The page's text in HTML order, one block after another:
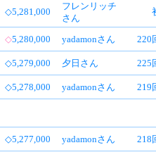
◇5,281,000
フレンリッチ
さん
◇5,280,000 yadamonさん 220
◇5,279,000 夕日さん 225
◇5,278,000 yadamonさん 219
◇5,277,000 yadamonさん 218